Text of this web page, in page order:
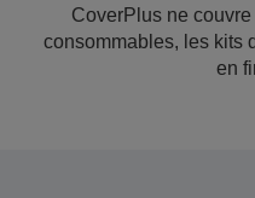
CoverPlus ne
consommables, les kits
en